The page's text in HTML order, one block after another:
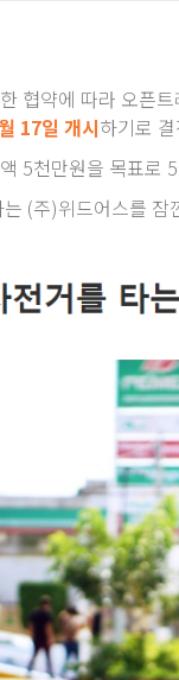
협약에 따라 오픈트
17일 개시하기로
5천만원을 목표
(주)위드어스를 잠